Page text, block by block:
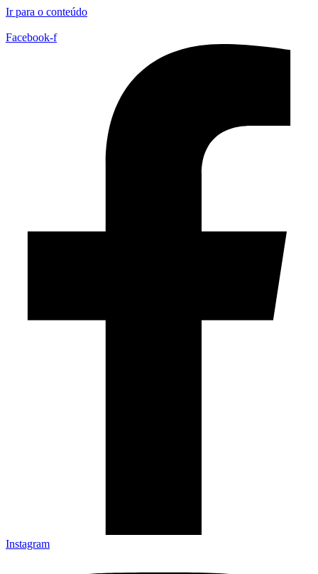
Ir para o conteúdo
Facebook-f
Instagram